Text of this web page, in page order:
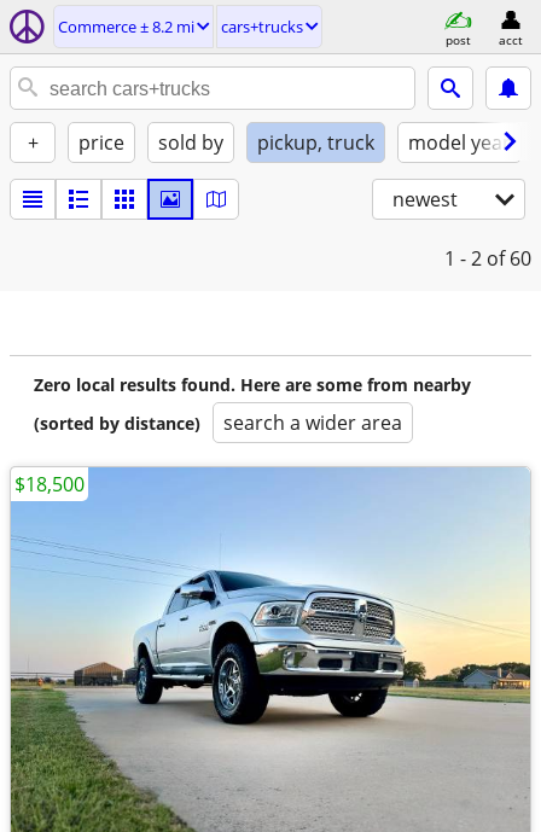
Commerce ± 8.2 mi cars+trucks
post acct
+ price sold by pickup, truck model year
newest
1 - 2 of 60
Zero local results found. Here are some from nearby
(sorted by distance)
search a wider area
$18,500